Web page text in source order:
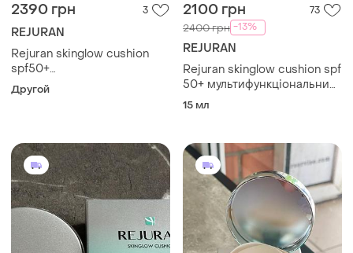
2390 грн 3
REJURAN
Rejuran skinglow cushion
spf50+
многофункциональный
кушон с полинуклеотидами
Другой
2100 грн 73
2400 грн -13%
REJURAN
Rejuran skinglow cushion spf
50+ мультифункціональний
кушон з полінуклеотидами
15 мл